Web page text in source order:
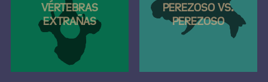
VÉRTEBRAS
EXTRAÑAS
PEREZOSO VS.
PEREZOSO